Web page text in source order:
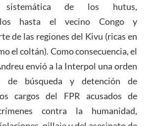
sistemática de los hutus,
hasta el vecino Congo y
de las regiones del Kivu (ricas en
el coltán). Como consecuencia, el
envió a la Interpol una orden
de búsqueda y detención de
cargos del FPR acusados ​​de
contra la humanidad,